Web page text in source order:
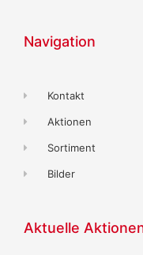
Navigation
Kontakt
Aktionen
Sortiment
Bilder
Aktuelle